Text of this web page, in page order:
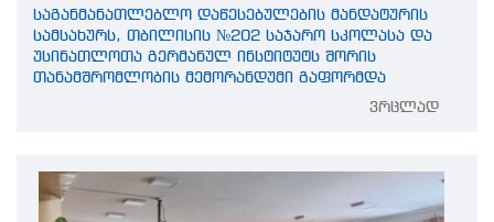
საგანმანათლებლო დაწესებულების მანდატურის
სამსახურს, თბილისის №202 საჯარო სკოლასა და
უსინათლოთა გერმანულ ინსტიტუტს შორის
თანამშრომლობის მემორანდუმი გაფორმდა
ვრცლად